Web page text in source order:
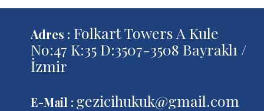
Adres : Folkart Towers A Kule
No:47 K:35 D:3507-3508 Bayraklı /
İzmir
E-Mail : gezicihukuk@gmail.com